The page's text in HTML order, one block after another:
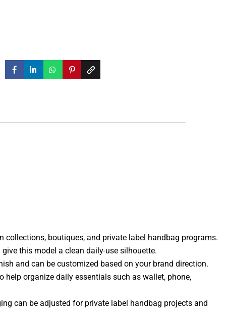
boutiques, and private label handbag programs.
this model a clean daily-use silhouette.
and can be customized based on your brand direction.
organize daily essentials such as wallet, phone,
can be adjusted for private label handbag projects and